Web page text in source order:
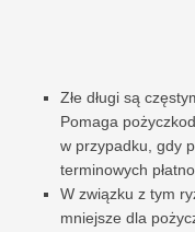
Złe długi są
Pomaga
w przypadku, gdy
terminowych
W związku z tym
mniejsze dla